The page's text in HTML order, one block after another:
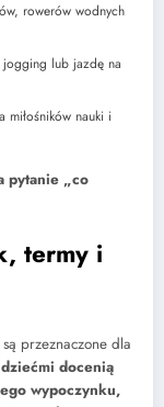
rowerów wodnych
lub jazdę na
nauki i
pytanie „co
termy i
przeznaczone dla
docenią
wypoczynku,